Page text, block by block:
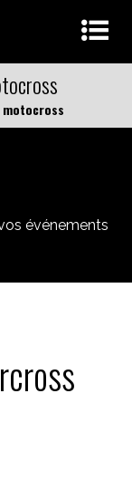
événements